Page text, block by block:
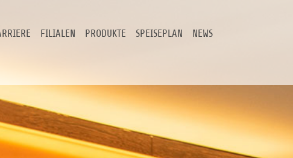
FILIALEN PRODUKTE SPEISEPLAN NEWS